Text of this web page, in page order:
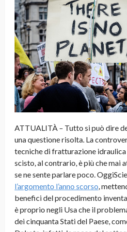
ATTUALITÀ – Tutto si può dire
una questione risolta. La
tecniche di fratturazione
scisto, al contrario, è più che mai
se ne sente parlare poco.
l’argomento l’anno scorso ,
benefici del procedimento
è proprio negli Usa che il
dei cinquanta Stati del Paese,